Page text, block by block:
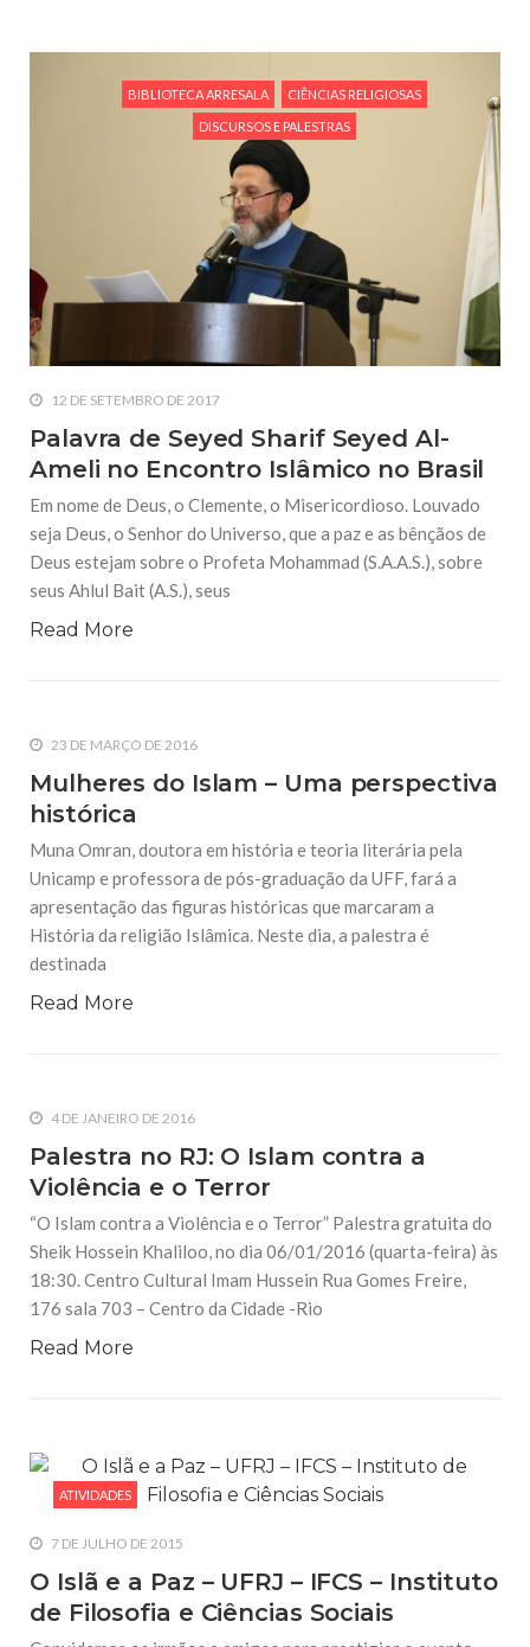
BIBLIOTECA ARRESALA CIÊNCIAS RELIGIOSAS
DISCURSOS E PALESTRAS
12 DE SETEMBRO DE 2017
Palavra de Seyed Sharif Seyed Al-
Ameli no Encontro Islâmico no Brasil
Em nome de Deus, o Clemente, o Misericordioso. Louvado
seja Deus, o Senhor do Universo, que a paz e as bênçãos de
Deus estejam sobre o Profeta Mohammad (S.A.A.S.), sobre
seus Ahlul Bait (A.S.), seus
Read More
23 DE MARÇO DE 2016
Mulheres do Islam – Uma perspectiva
histórica
Muna Omran, doutora em história e teoria literária pela
Unicamp e professora de pós-graduação da UFF, fará a
apresentação das figuras históricas que marcaram a
História da religião Islâmica. Neste dia, a palestra é
destinada
Read More
4 DE JANEIRO DE 2016
Palestra no RJ: O Islam contra a
Violência e o Terror
“O Islam contra a Violência e o Terror” Palestra gratuita do
Sheik Hossein Khaliloo, no dia 06/01/2016 (quarta-feira) às
18:30. Centro Cultural Imam Hussein Rua Gomes Freire,
176 sala 703 – Centro da Cidade -Rio
Read More
ATIVIDADES
7 DE JULHO DE 2015
O Islã e a Paz – UFRJ – IFCS – Instituto
de Filosofia e Ciências Sociais